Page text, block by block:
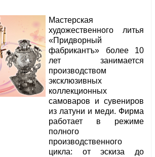
Мастерская
художественного литья
«Придворный
фабрикантъ» более 10
лет занимается
производством
эксклюзивных
коллекционных
самоваров и сувениров
из латуни и меди. Фирма
работает в режиме
полного
производственного
цикла: от эскиза до